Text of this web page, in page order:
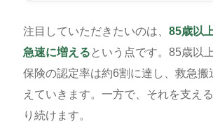
注目していただきたいのは、 85歳以
急速に増える という点です。85歳以
保険の認定率は約6割に達し、救急搬
えていきます。一方で、それを支え
り続けます。